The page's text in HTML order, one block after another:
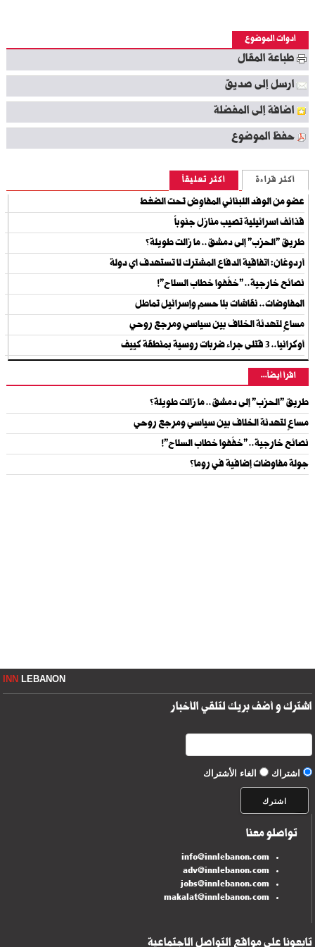
أدوات الموضوع
طباعة المقال
ارسل إلى صديق
اضافة إلى المفضلة
حفظ الموضوع
أكثر قراءة أكثر تعليقاً
عضو من الوفد اللبناني المفاوِض تحت الضغط
قذائف اسرائيلية تصيب منازل جنوباً
طريق "الحزب" إلى دمشق.. ما زالت طويلة؟
أردوغان: اتفاقية الدفاع المشترك لا تستهدف اي دولة
نصائح خارجية.. "خفّفوا خطاب السلاح"!
المفاوضات.. نقاشات بلا حسم وإسرائيل تماطل
مساعٍ لتهدئة الخلاف بين سياسي ومرجع روحي
أوكرانيا.. 3 قتلى جراء ضربات روسية بمنطقة كييف
اقرأ أيضاً...
طريق "الحزب" إلى دمشق.. ما زالت طويلة؟
مساعٍ لتهدئة الخلاف بين سياسي ومرجع روحي
نصائح خارجية.. "خفّفوا خطاب السلاح"!
جولة مفاوضات إضافية في روما؟
INNLEBANON
اشترك و أضف بريك لتلقي الأخبار
اشتراك الغاء الأشتراك
تواصلو معنا
info@innlebanon.com
adv@innlebanon.com
jobs@innlebanon.com
makalat@innlebanon.com